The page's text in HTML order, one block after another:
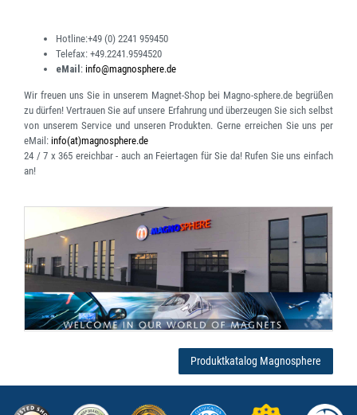
Hotline:+49 (0) 2241 959450
Telefax: +49.2241.9594520
eMail : info@magnosphere.de
Wir freuen uns Sie in unserem Magnet-Shop bei Magno-sphere.de begrüßen
zu dürfen! Vertrauen Sie auf unsere Erfahrung und überzeugen Sie sich selbst
von unserem Service und unseren Produkten. Gerne erreichen Sie uns per
eMail: info(at)magnosphere.de
24 / 7 x 365 ereichbar- auch an Feiertagen für Sie da! Rufen Sie uns einfach
an!
Produktkatalog Magnosphere